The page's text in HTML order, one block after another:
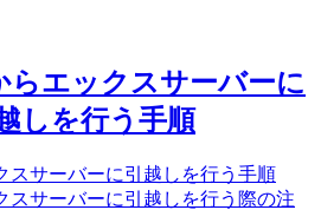
らエックスサーバーに
しを行う手順
スサーバーに引越しを行う手順
スサーバーに引越しを行う際の注